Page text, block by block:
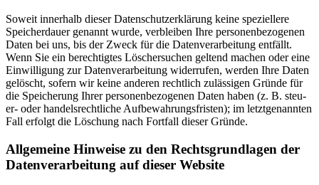
So­weit in­ner­halb die­ser Da­ten­schutz­er­klä­rung kei­ne spe­zi­el­le­re
Spei­cher­dau­er ge­nannt wur­de, ver­blei­ben Ihre per­so­nen­be­zo­ge­nen
Da­ten bei uns, bis der Zweck für die Da­ten­ver­ar­bei­tung ent­fällt.
Wenn Sie ein be­rech­tig­tes Lö­scher­su­chen gel­tend ma­chen oder eine
Ein­wil­li­gung zur Da­ten­ver­ar­bei­tung wi­der­ru­fen, wer­den Ihre Da­ten
ge­löscht, so­fern wir kei­ne an­de­ren recht­lich zu­läs­si­gen Grün­de für
die Spei­che­rung Ih­rer per­so­nen­be­zo­ge­nen Da­ten ha­ben (z. B. steu­
er- oder han­dels­recht­li­che Auf­be­wah­rungs­fris­ten); im letzt­ge­nann­ten
Fall er­folgt die Lö­schung nach Fort­fall die­ser Grün­de.
All­ge­mei­ne Hin­wei­se zu den Rechts­grund­la­gen der
Da­ten­ver­ar­bei­tung auf die­ser Web­site